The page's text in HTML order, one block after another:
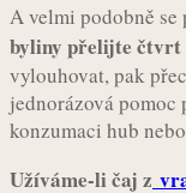
A velmi podobně
byliny přelijte čtvrt
vylouhovat, pak
jednorázová
konzumaci hub
Užíváme-li čaj z